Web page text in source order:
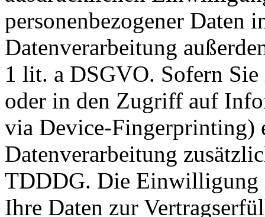
personenbezogener Daten
Datenverarbeitung
1 lit. a DSGVO. Sofern
oder in den Zugriff auf
via Device-Fingerprinting)
Datenverarbeitung
TDDDG. Die Einwilligung
Ihre Daten zur